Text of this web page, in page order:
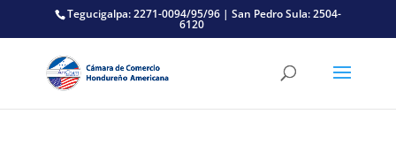
Tegucigalpa: 2271-0094/95/96 | San Pedro Sula: 2504-
6120